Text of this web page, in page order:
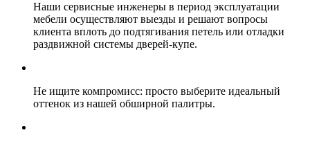
Наши сервисные инженеры в период эксплуатации
мебели осуществляют выезды и решают вопросы
клиента вплоть до подтягивания петель или отладки
раздвижной системы дверей-купе.
Не ищите компромисс: просто выберите идеальный
оттенок из нашей обширной палитры.